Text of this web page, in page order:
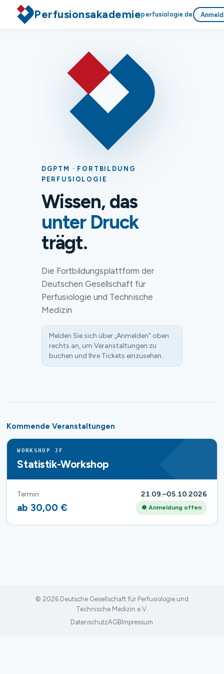
Perfusionsakademieperfusiologie.de
DGPTM · FORTBILDUNG
PERFUSIOLOGIE
Wissen, das
unter Druck
trägt.
Die Fortbildungsplattform der
Deutschen Gesellschaft für
Perfusiologie und Technische
Medizin
Melden Sie sich über „Anmelden" oben
rechts an, um Veranstaltungen zu
buchen und Ihre Tickets einzusehen.
Kommende Veranstaltungen
WORKSHOP JF
Statistik-Workshop
Termin 21.09.–05.10.2026
ab 30,00 € ● Anmeldung offen
© 2026 Deutsche Gesellschaft für Perfusiologie und
Technische Medizin e.V.
DatenschutzAGB Impressum